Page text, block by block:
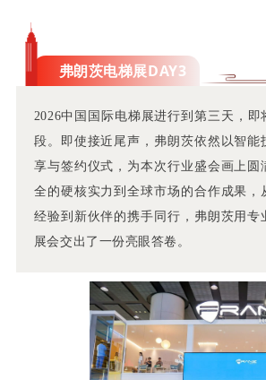
弗朗茨电梯展DAY3
2026中国国际电梯展进行到第三天，
段。即使接近尾声，弗朗茨依然以智能
享与签约仪式，为本次行业盛会画上圆
全的硬核实力到全球市场的合作成果，
经验到新伙伴的携手同行，弗朗茨用专
展会交出了一份亮眼答卷。